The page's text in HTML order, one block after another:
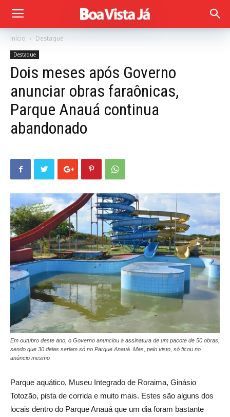
Início Destaque
Destaque
Dois meses após Governo
anunciar obras faraônicas,
Parque Anauá continua
abandonado
Em outubro deste ano, o Governo anunciou a assinatura de um pacote de 50 obras,
sendo que 30 delas seriam só no Parque Anauá. Mas, pelo visto, só ficou no
anúncio mesmo
Parque aquático, Museu Integrado de Roraima, Ginásio
Totozão, pista de corrida e muito mais. Estes são alguns dos
locais dentro do Parque Anauá que um dia foram bastante